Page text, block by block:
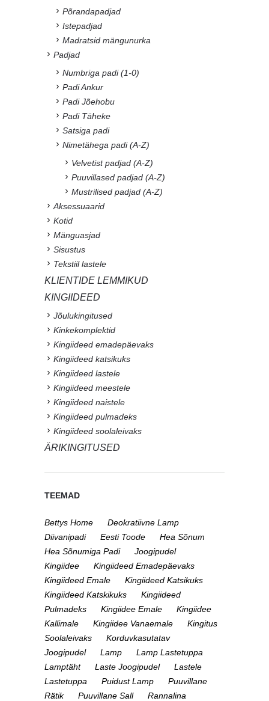
Põrandapadjad
Istepadjad
Madratsid mängunurka
Padjad
Numbriga padi (1-0)
Padi Ankur
Padi Jõehobu
Padi Täheke
Satsiga padi
Nimetähega padi (A-Z)
Velvetist padjad (A-Z)
Puuvillased padjad (A-Z)
Mustrilised padjad (A-Z)
Aksessuaarid
Kotid
Mänguasjad
Sisustus
Tekstiil lastele
KLIENTIDE LEMMIKUD
KINGIIDEED
Jõulukingitused
Kinkekomplektid
Kingiideed emadepäevaks
Kingiideed katsikuks
Kingiideed lastele
Kingiideed meestele
Kingiideed naistele
Kingiideed pulmadeks
Kingiideed soolaleivaks
ÄRIKINGITUSED
TEEMAD
Bettys Home
Deokratiivne Lamp
Diivanipadi
Eesti Toode
Hea Sõnum
Hea Sõnumiga Padi
Joogipudel
Kingiidee
Kingiideed Emadepäevaks
Kingiideed Emale
Kingiideed Katsikuks
Kingiideed Katskikuks
Kingiideed
Pulmadeks
Kingiidee Emale
Kingiidee
Kallimale
Kingiidee Vanaemale
Kingitus
Soolaleivaks
Korduvkasutatav
Joogipudel
Lamp
Lamp Lastetuppa
Lamptäht
Laste Joogipudel
Lastele
Lastetuppa
Puidust Lamp
Puuvillane
Rätik
Puuvillane Sall
Rannalina